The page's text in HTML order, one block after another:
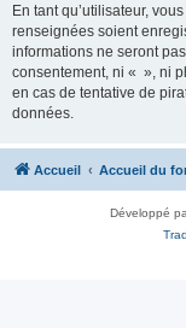
En tant qu’utilisateur,
renseignées soient
informations ne seront
consentement, ni « », ni
en cas de tentative de
données.
Accueil Accueil du
Développé